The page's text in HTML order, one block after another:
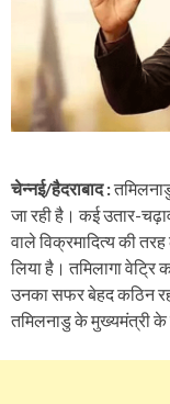
चेन्नई/हैदराबाद :
जा रही है। कई उतार-
वाले विक्रमादित्य की
लिया है। तमिलागा
उनका सफर बेहद कठिन
तमिलनाडु के मुख्यमंत्री